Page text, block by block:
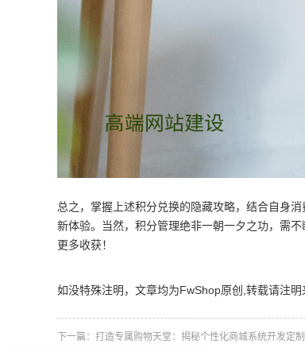
总之，掌握上述积分兑换的隐藏攻略，结合自身
新体验。当然，积分管理绝非一朝一夕之功，需
更多收获！
如没特殊注明，文章均为FwShop原创,转载请注
下一篇： 打造专属购物天堂：揭秘个性化商城系统开发定